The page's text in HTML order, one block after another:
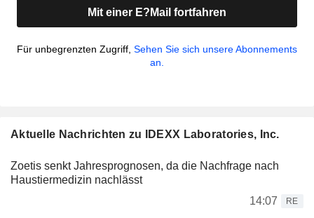
Mit einer E?Mail fortfahren
Für unbegrenzten Zugriff, Sehen Sie sich unsere Abonnements
an.
Aktuelle Nachrichten zu IDEXX Laboratories, Inc.
Zoetis senkt Jahresprognosen, da die Nachfrage nach
Haustiermedizin nachlässt
14:07
RE